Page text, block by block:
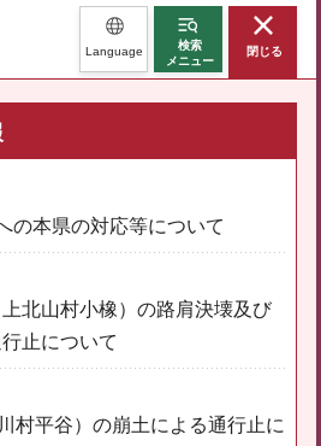
Language
検索
メニュー
閉じる
の本県の対応等について
北山村小橡）の路肩決壊及び
止について
村平谷）の崩土による通行止に